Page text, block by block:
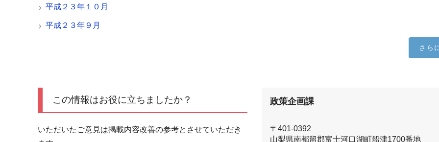
平成２３年１０月
平成２３年９月
さら
この情報はお役に立ちましたか？
いただいたご意見は掲載内容改善の参考とさせていただき
政策企画課
〒401-0392
山梨県南都留郡富士河口湖町船津1700番地